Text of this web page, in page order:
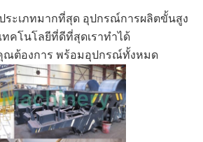
ระเภทมากที่สุด อุปกรณ์การผลิตขั้นสูง
ทคโนโลยีที่ดีที่สุดเราทำได้
ต้องการ พร้อมอุปกรณ์ทั้งหมด